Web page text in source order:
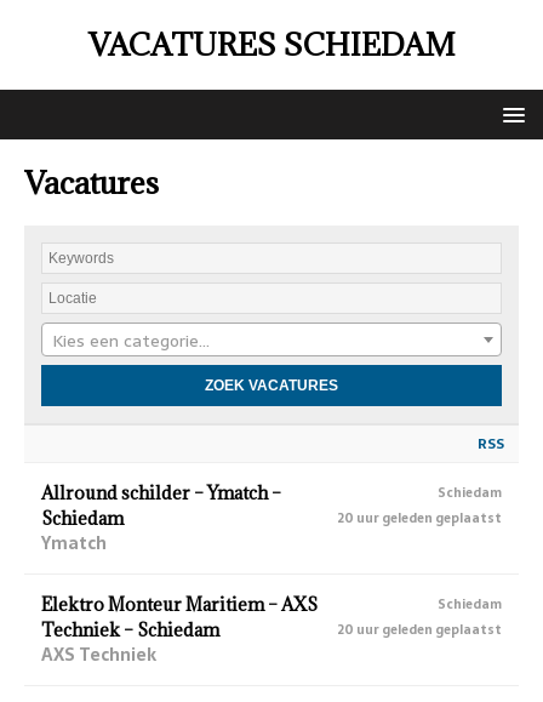
VACATURES SCHIEDAM
Vacatures
Kies een categorie…
RSS
Allround schilder – Ymatch –
Schiedam
Ymatch
Schiedam
20 uur geleden geplaatst
Elektro Monteur Maritiem – AXS
Techniek – Schiedam
AXS Techniek
Schiedam
20 uur geleden geplaatst